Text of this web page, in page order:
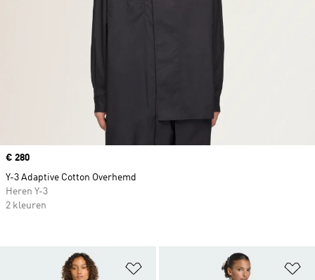
Op verlanglijst zetten
Price
€ 280
Y-3 Adaptive Cotton Overhemd
Heren Y-3
2 kleuren